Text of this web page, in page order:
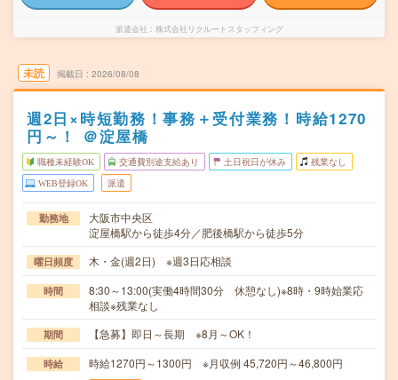
派遣会社 株式会社リクルートスタッフィング
未読 掲載日 2026/08/08
週2日×時短勤務！事務＋受付業務！時給1270
円～！ ＠淀屋橋
職種未経験OK 交通費別途支給あり 土日祝日が休み 残業なし
WEB登録OK 派遣
勤務地
大阪市中央区
淀屋橋駅から徒歩4分／肥後橋駅から徒歩5分
曜日頻度 木・金(週2日) ※週3日応相談
時間
8:30～13:00(実働4時間30分 休憩なし)※8時・9時始業応
相談※残業なし
期間 【急募】即日～長期 ※8月～OK！
時給 時給1270円～1300円 ※月収例 45,720円～46,800円